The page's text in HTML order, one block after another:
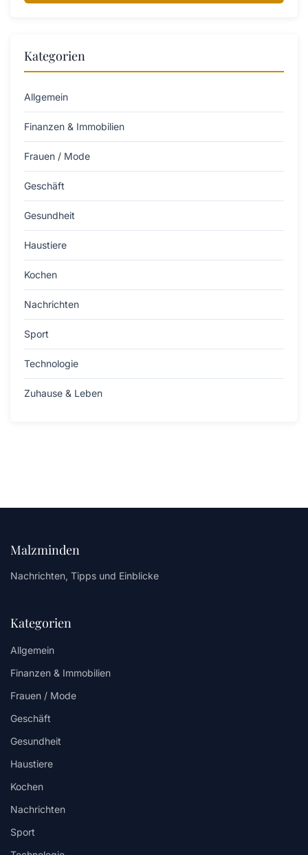
Kategorien
Allgemein
Finanzen & Immobilien
Frauen / Mode
Geschäft
Gesundheit
Haustiere
Kochen
Nachrichten
Sport
Technologie
Zuhause & Leben
Malzminden
Nachrichten, Tipps und Einblicke
Kategorien
Allgemein
Finanzen & Immobilien
Frauen / Mode
Geschäft
Gesundheit
Haustiere
Kochen
Nachrichten
Sport